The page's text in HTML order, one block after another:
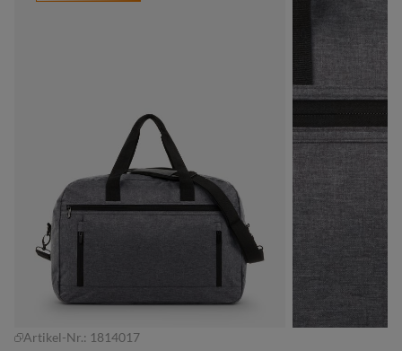
Artikel-Nr.: 1814017